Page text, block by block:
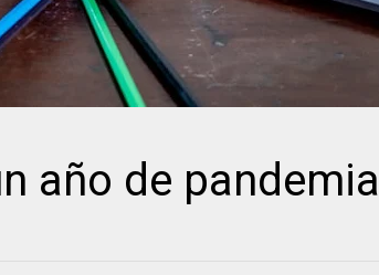
año de pandemia